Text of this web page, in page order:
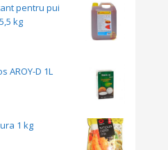
pentru pui
kg
AROY-D 1L
1 kg